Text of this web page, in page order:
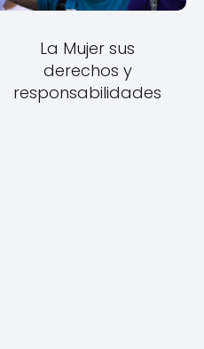
La Mujer sus
derechos y
responsabilidades